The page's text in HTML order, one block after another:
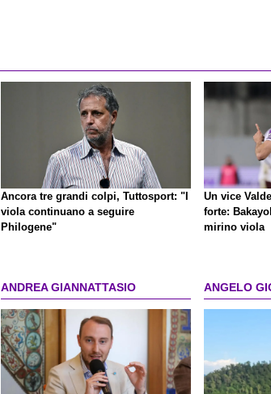
Ancora tre grandi colpi, Tuttosport: "I
viola continuano a seguire
Philogene"
Un vice
forte:
mirino viola
ANDREA GIANNATTASIO ANGELO